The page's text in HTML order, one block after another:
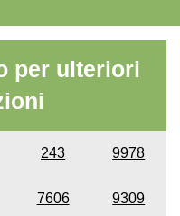
per ulteriori
243 9978
7606 9309